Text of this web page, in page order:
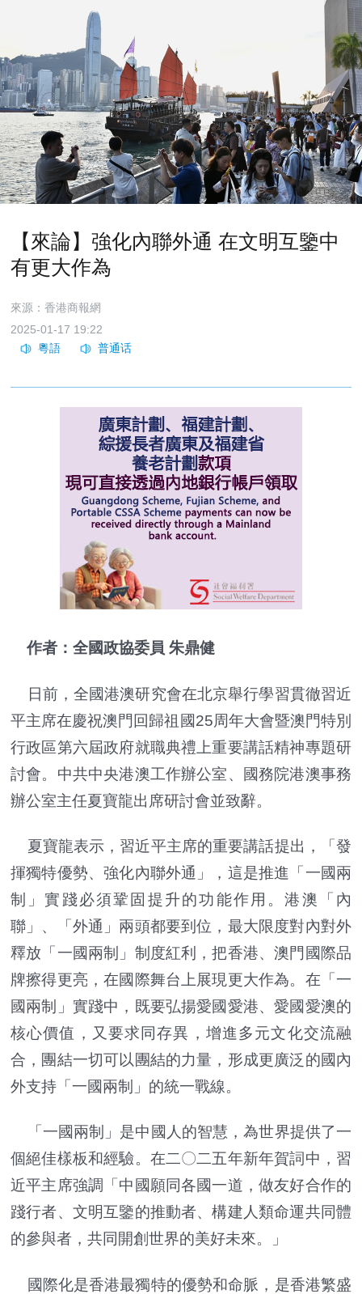
【來論】強化內聯外通 在文明互鑒中
有更大作為
來源：香港商報網
2025-01-17 19:22
作者：全國政協委員 朱鼎健
日前，全國港澳研究會在北京舉行學習貫徹習近
平主席在慶祝澳門回歸祖國25周年大會暨澳門特別
行政區第六屆政府就職典禮上重要講話精神專題研
討會。中共中央港澳工作辦公室、國務院港澳事務
辦公室主任夏寶龍出席研討會並致辭。
夏寶龍表示，習近平主席的重要講話提出，「發
揮獨特優勢、強化內聯外通」，這是推進「一國兩
制」實踐必須鞏固提升的功能作用。港澳「內
聯」、「外通」兩頭都要到位，最大限度對內對外
釋放「一國兩制」制度紅利，把香港、澳門國際品
牌擦得更亮，在國際舞台上展現更大作為。在「一
國兩制」實踐中，既要弘揚愛國愛港、愛國愛澳的
核心價值，又要求同存異，增進多元文化交流融
合，團結一切可以團結的力量，形成更廣泛的國內
外支持「一國兩制」的統一戰線。
「一國兩制」是中國人的智慧，為世界提供了一
個絕佳樣板和經驗。在二〇二五年新年賀詞中，習
近平主席強調「中國願同各國一道，做友好合作的
踐行者、文明互鑒的推動者、構建人類命運共同體
的參與者，共同開創世界的美好未來。」
國際化是香港最獨特的優勢和命脈，是香港繁盛